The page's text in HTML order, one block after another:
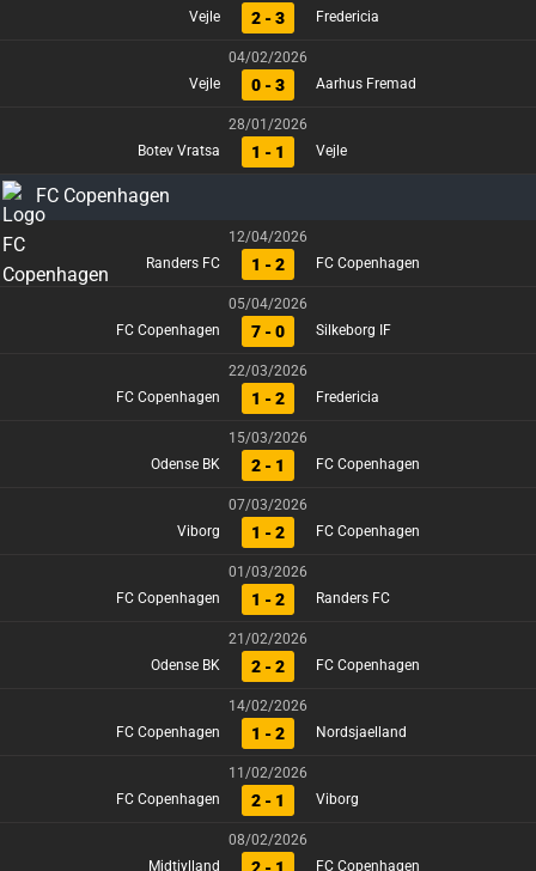
Vejle
2 - 3 Fredericia
04/02/2026
Vejle
0 - 3 Aarhus Fremad
28/01/2026
Botev Vratsa
1 - 1 Vejle
FC Copenhagen
12/04/2026
Randers FC
1 - 2 FC Copenhagen
05/04/2026
FC Copenhagen
7 - 0 Silkeborg IF
22/03/2026
FC Copenhagen
1 - 2 Fredericia
15/03/2026
Odense BK
2 - 1 FC Copenhagen
07/03/2026
Viborg
1 - 2 FC Copenhagen
01/03/2026
FC Copenhagen
1 - 2 Randers FC
21/02/2026
Odense BK
2 - 2 FC Copenhagen
14/02/2026
FC Copenhagen
1 - 2 Nordsjaelland
11/02/2026
FC Copenhagen
2 - 1 Viborg
08/02/2026
Midtjylland
FC Copenhagen